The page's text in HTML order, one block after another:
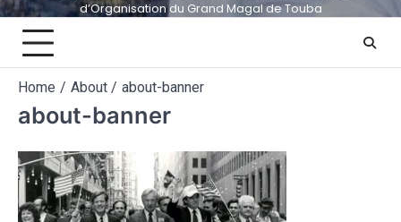
d’Organisation du Grand Magal de Touba
Home About about-banner
about-banner